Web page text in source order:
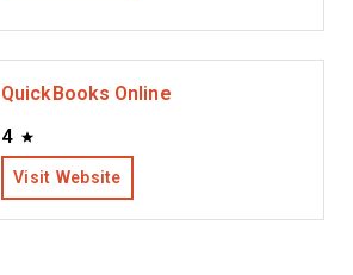
QuickBooks Online
4
Visit Website